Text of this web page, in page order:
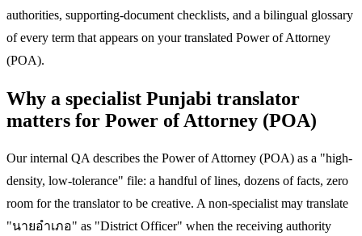
authorities, supporting-document checklists, and a bilingual glossary
of every term that appears on your translated Power of Attorney
(POA).
Why a specialist Punjabi translator
matters for Power of Attorney (POA)
Our internal QA describes the Power of Attorney (POA) as a "high-
density, low-tolerance" file: a handful of lines, dozens of facts, zero
room for the translator to be creative. A non-specialist may translate
"นายอำเภอ" as "District Officer" when the receiving authority